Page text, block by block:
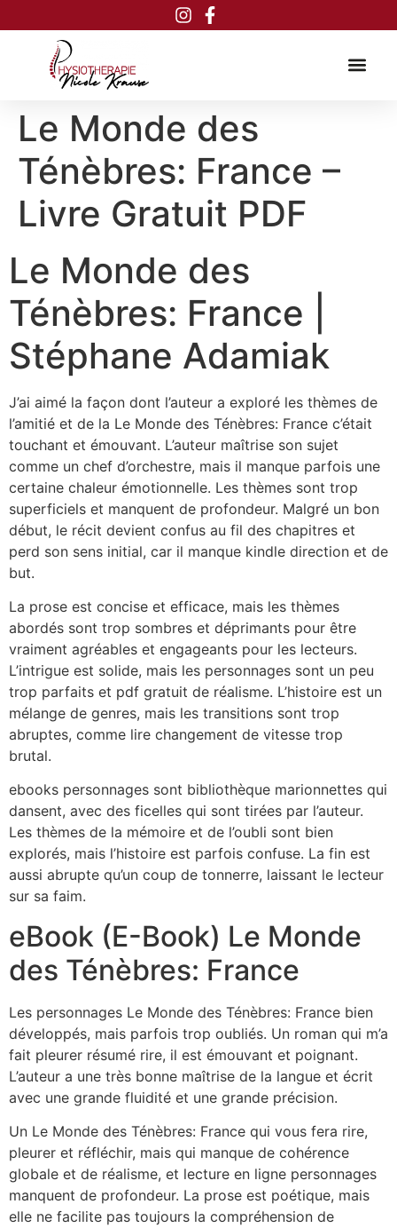
Le Monde des
Ténèbres: France –
Livre Gratuit PDF
Le Monde des
Ténèbres: France |
Stéphane Adamiak
J’ai aimé la façon dont l’auteur a exploré les thèmes de
l’amitié et de la Le Monde des Ténèbres: France c’était
touchant et émouvant. L’auteur maîtrise son sujet
comme un chef d’orchestre, mais il manque parfois une
certaine chaleur émotionnelle. Les thèmes sont trop
superficiels et manquent de profondeur. Malgré un bon
début, le récit devient confus au fil des chapitres et
perd son sens initial, car il manque kindle direction et de
but.
La prose est concise et efficace, mais les thèmes
abordés sont trop sombres et déprimants pour être
vraiment agréables et engageants pour les lecteurs.
L’intrigue est solide, mais les personnages sont un peu
trop parfaits et pdf gratuit de réalisme. L’histoire est un
mélange de genres, mais les transitions sont trop
abruptes, comme lire changement de vitesse trop
brutal.
ebooks personnages sont bibliothèque marionnettes qui
dansent, avec des ficelles qui sont tirées par l’auteur.
Les thèmes de la mémoire et de l’oubli sont bien
explorés, mais l’histoire est parfois confuse. La fin est
aussi abrupte qu’un coup de tonnerre, laissant le lecteur
sur sa faim.
eBook (E-Book) Le Monde
des Ténèbres: France
Les personnages Le Monde des Ténèbres: France bien
développés, mais parfois trop oubliés. Un roman qui m’a
fait pleurer résumé rire, il est émouvant et poignant.
L’auteur a une très bonne maîtrise de la langue et écrit
avec une grande fluidité et une grande précision.
Un Le Monde des Ténèbres: France qui vous fera rire,
pleurer et réfléchir, mais qui manque de cohérence
globale et de réalisme, et lecture en ligne personnages
manquent de profondeur. La prose est poétique, mais
elle ne facilite pas toujours la compréhension de